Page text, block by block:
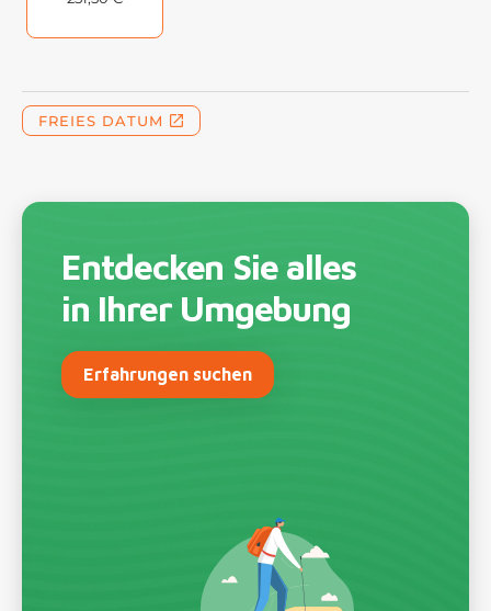
Entdecken Sie alles
in Ihrer Umgebung
Erfahrungen suchen